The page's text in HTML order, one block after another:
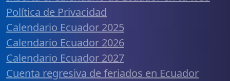
Política de Privacidad
Calendario Ecuador 2025
Calendario Ecuador 2026
Calendario Ecuador 2027
Cuenta regresiva de feriados en Ecuador